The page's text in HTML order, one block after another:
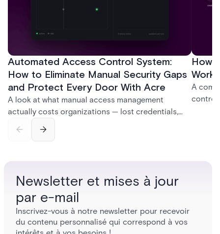
Automated Access Control System:
How to Eliminate Manual Security Gaps
and Protect Every Door With Acre
A look at what manual access management
actually costs organizations — lost credentials,
incomplete audit trails, and wasted security hours
— and how Acre's automated access control
How
A
control
Newsletter et mises à jour
par e-mail
Inscrivez-vous à notre newsletter pour recevoir
du contenu personnalisé qui correspond à vos